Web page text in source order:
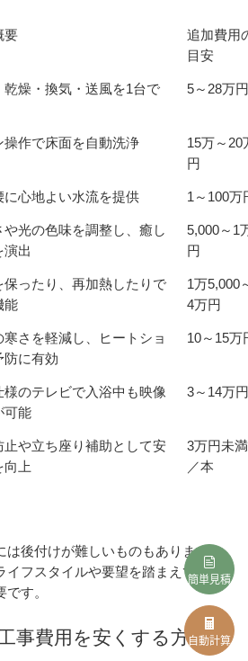
要
追加費用
目安
乾燥・換気・送風を1台で
5～28万円
操作で床面を自動洗浄
15万～20
円
に心地よい水流を提供 1～100万
や光の色味を調整し、癒し
演出
5,000～1
円
保ったり、再加熱したりで
能
1万5,000
4万円
寒さを軽減し、ヒートショ
防に有効
10～15万
様のテレビで入浴中も映像
可能
3～14万円
止や立ち座り補助として安
向上
3万円未満
／本
は後付けが難しいものもあります。
イフスタイルや要望を踏まえて必要
す。
事費用を安くする方法
簡単見積
自動計算